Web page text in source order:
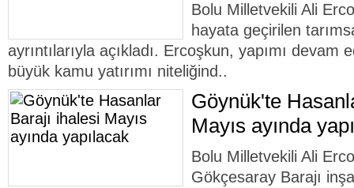
Bolu Milletvekili Ali
hayata geçirilen
ayrıntılarıyla açıkladı. Ercoşkun, yapımı devam
büyük kamu yatırımı niteliğind..
Göynük'te
Mayıs ayında
Bolu Milletvekili Ali
Gökçesaray Barajı